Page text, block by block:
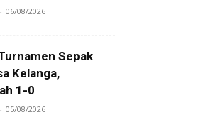
- 06/08/2026
Sepak
Kelanga,
1-0
- 05/08/2026